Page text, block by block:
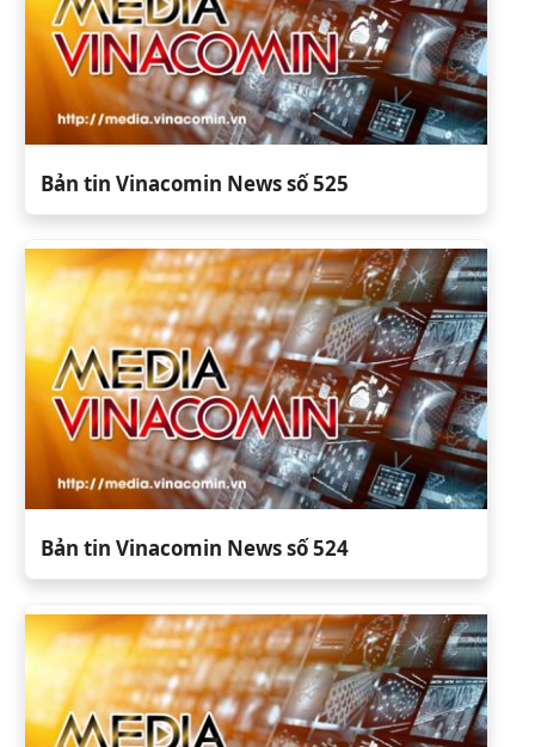
Bản tin Vinacomin News số 525
Bản tin Vinacomin News số 524